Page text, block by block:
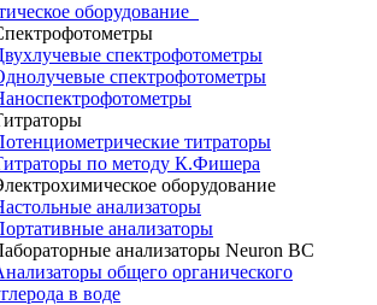
оборудование
спектрофотометры
спектрофотометры
титраторы
по методу К.Фишера
оборудование
анализаторы
анализаторы
анализаторы Neuron BC
общего органического
в воде